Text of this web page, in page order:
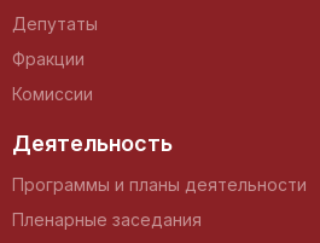
Депутаты
Фракции
Комиссии
Деятельность
Программы и планы деятельности
Пленарные заседания